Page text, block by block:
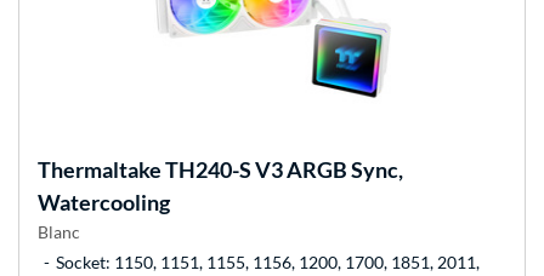
ThermaltakeTH240-S V3 ARGB Sync,
Watercooling
Blanc
Socket: 1150, 1151, 1155, 1156, 1200, 1700, 1851, 2011,